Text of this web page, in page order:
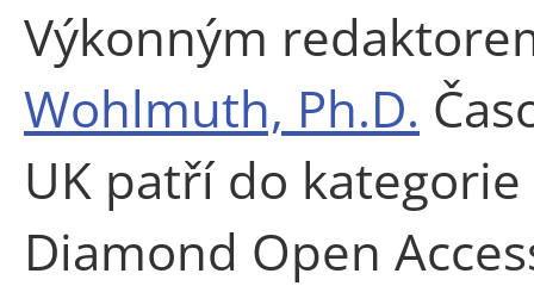
Výkonným
Wohlmuth, Ph.D.
UK patří do
Diamond Open